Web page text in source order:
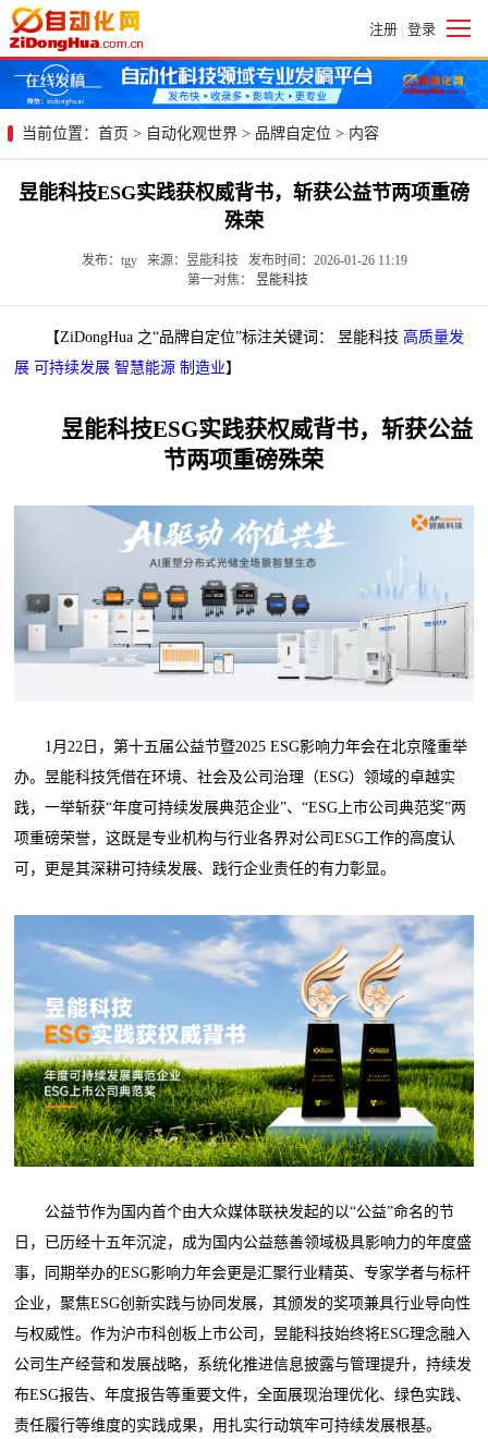
注册 | 登录
当前位置： 首页 > 自动化观世界 > 品牌自定位 > 内容
昱能科技ESG实践获权威背书，斩获公益节两项重磅
殊荣
发布：tgy 来源：昱能科技 发布时间：2026-01-26 11:19
第一对焦：
昱能科技
【ZiDongHua 之“品牌自定位”标注关键词： 昱能科技 高质量发
展 可持续发展 智慧能源 制造业】
昱能科技ESG实践获权威背书，斩获公益
节两项重磅殊荣
1月22日，第十五届公益节暨2025 ESG影响力年会在北京隆重举
办。昱能科技凭借在环境、社会及公司治理（ESG）领域的卓越实
践，一举斩获“年度可持续发展典范企业”、“ESG上市公司典范奖”两
项重磅荣誉，这既是专业机构与行业各界对公司ESG工作的高度认
可，更是其深耕可持续发展、践行企业责任的有力彰显。
公益节作为国内首个由大众媒体联袂发起的以“公益”命名的节
日，已历经十五年沉淀，成为国内公益慈善领域极具影响力的年度盛
事，同期举办的ESG影响力年会更是汇聚行业精英、专家学者与标杆
企业，聚焦ESG创新实践与协同发展，其颁发的奖项兼具行业导向性
与权威性。作为沪市科创板上市公司，昱能科技始终将ESG理念融入
公司生产经营和发展战略，系统化推进信息披露与管理提升，持续发
布ESG报告、年度报告等重要文件，全面展现治理优化、绿色实践、
责任履行等维度的实践成果，用扎实行动筑牢可持续发展根基。